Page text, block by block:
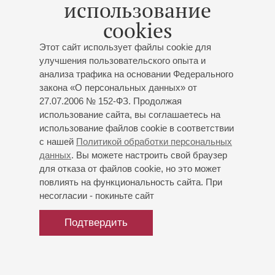
использование
cookies
Этот сайт использует файлы cookie для
улучшения пользовательского опыта и
анализа трафика на основании Федерального
закона «О персональных данных» от
27.07.2006 № 152-ФЗ. Продолжая
использование сайта, вы соглашаетесь на
использование файлов cookie в соответствии
с нашей Политикой обработки персональных
данных. Вы можете настроить свой браузер
для отказа от файлов cookie, но это может
повлиять на функциональность сайта. При
несогласии - покиньте сайт
Подтвердить
оркестром
Дворжак. Концерт для
виолончели с оркестром
Концерт 6-го абонемента «
Академический симфонический оркестр
Дирижёр - Андрей Колясников;Фёдор Освер- гобой;
Василий Степанов- виолончель
Вебер: Увертюра к опере «Оберон»;Моцарт:
Концерт для гобоя с оркестром; Дворжак: Концерт
для виолончели с оркестром